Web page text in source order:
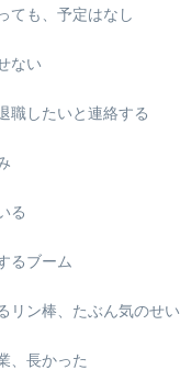
ても、予定はなし
ない
職したいと連絡する
る
るブーム
リン棒、たぶん気のせい
、長かった